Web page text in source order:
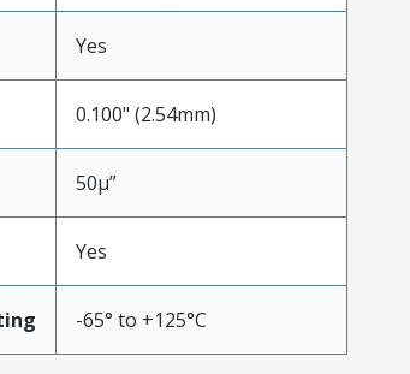
Yes
0.100" (2.54mm)
50µ”
Yes
-65° to +125°C